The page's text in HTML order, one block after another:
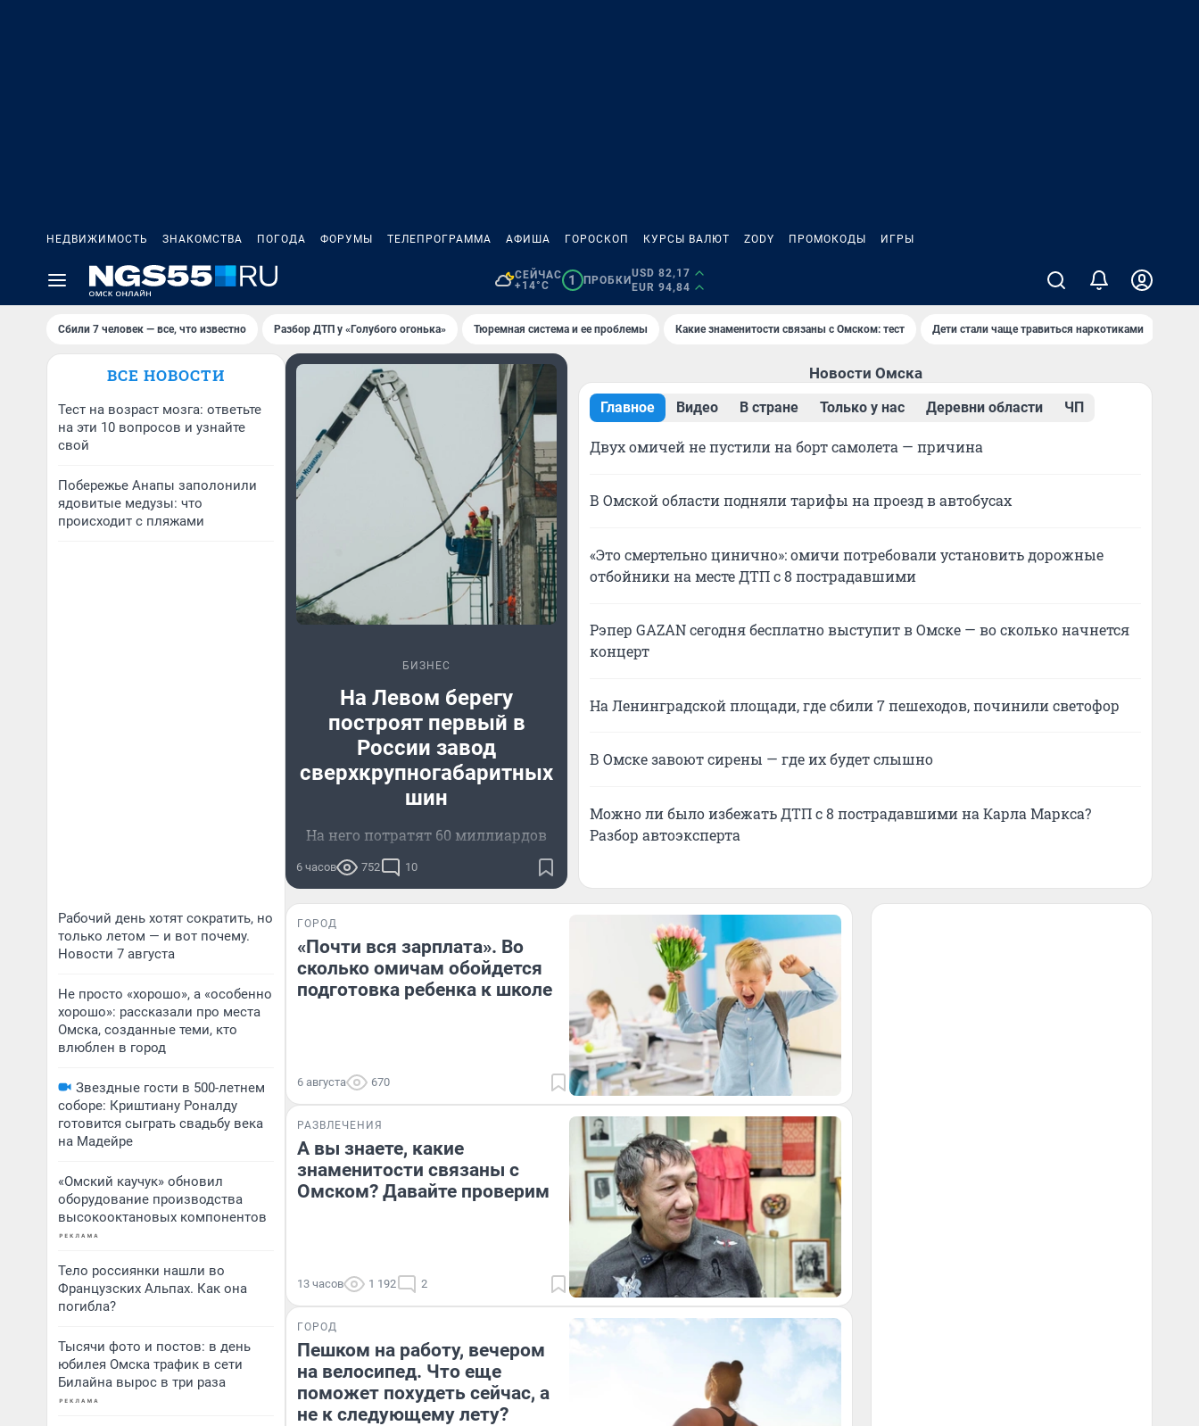
НЕДВИЖИМОСТЬ ЗНАКОМСТВА ПОГОДА ФОРУМЫ ТЕЛЕПРОГРАММА АФИША ГОРОСКОП КУРСЫ ВАЛЮТ ZODY ПРОМОКОДЫ ИГРЫ
СЕЙЧАС
+14°C
1 ПРОБКИ
USD 82,17
EUR 94,84
Сбили 7 человек — все, что известно Разбор ДТП у «Голубого огонька» Тюремная система и ее проблемы Какие знаменитости связаны с Омском: тест Дети стали чаще травиться наркотиками
ВСЕ НОВОСТИ
Тест на возраст мозга: ответьте
на эти 10 вопросов и узнайте
свой
Побережье Анапы заполонили
ядовитые медузы: что
происходит с пляжами
Рабочий день хотят сократить, но
только летом — и вот почему.
Новости 7 августа
Не просто «хорошо», а «особенно
хорошо»: рассказали про места
Омска, созданные теми, кто
влюблен в город
Звездные гости в 500-летнем
соборе: Криштиану Роналду
готовится сыграть свадьбу века
на Мадейре
«Омский каучук» обновил
оборудование производства
высокооктановых компонентов
Тело россиянки нашли во
Французских Альпах. Как она
погибла?
Тысячи фото и постов: в день
юбилея Омска трафик в сети
Билайна вырос в три раза
БИЗНЕС
На Левом берегу
построят первый в
России завод
сверхкрупногабаритных
шин
На него потратят 60 миллиардов
6 часов 752 10
Новости Омска
Главное Видео В стране Только у нас Деревни области ЧП
Двух омичей не пустили на борт самолета — причина
В Омской области подняли тарифы на проезд в автобусах
«Это смертельно цинично»: омичи потребовали установить дорожные
отбойники на месте ДТП с 8 пострадавшими
Рэпер GAZAN сегодня бесплатно выступит в Омске — во сколько начнется
концерт
На Ленинградской площади, где сбили 7 пешеходов, починили светофор
В Омске завоют сирены — где их будет слышно
Можно ли было избежать ДТП с 8 пострадавшими на Карла Маркса?
Разбор автоэксперта
ГОРОД
«Почти вся зарплата». Во
сколько омичам обойдется
подготовка ребенка к школе
6 августа 670
РАЗВЛЕЧЕНИЯ
А вы знаете, какие
знаменитости связаны с
Омском? Давайте проверим
13 часов 1 192 2
ГОРОД
Пешком на работу, вечером
на велосипед. Что еще
поможет похудеть сейчас, а
не к следующему лету?